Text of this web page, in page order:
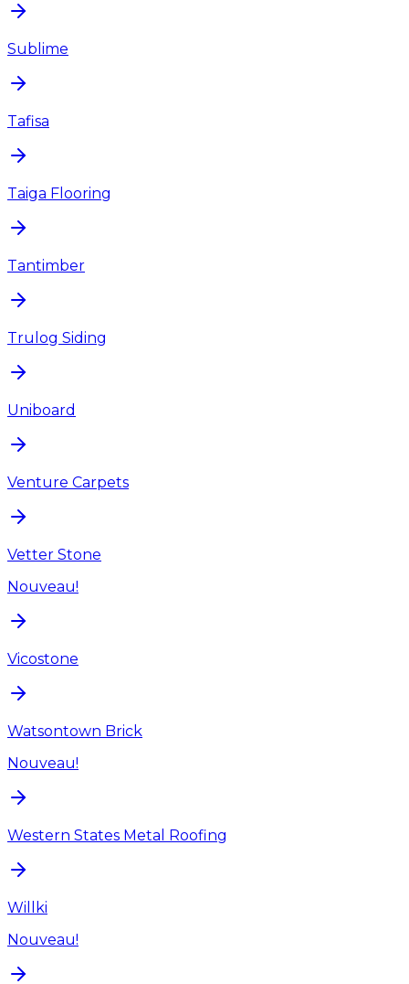
Sublime
Tafisa
Taiga Flooring
Tantimber
Trulog Siding
Uniboard
Venture Carpets
Vetter Stone
Nouveau!
Vicostone
Watsontown Brick
Nouveau!
Western States Metal Roofing
Willki
Nouveau!